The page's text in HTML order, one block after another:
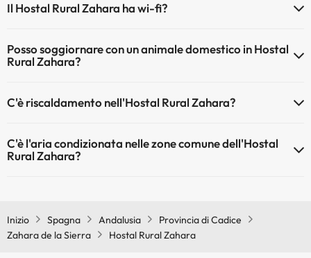
Il Hostal Rural Zahara ha wi-fi?
Posso soggiornare con un animale domestico in Hostal
Rural Zahara?
C'è riscaldamento nell'Hostal Rural Zahara?
C'è l'aria condizionata nelle zone comune dell'Hostal
Rural Zahara?
Inizio
Spagna Andalusia
Provincia di Cadice
Zahara de la Sierra
Hostal Rural Zahara